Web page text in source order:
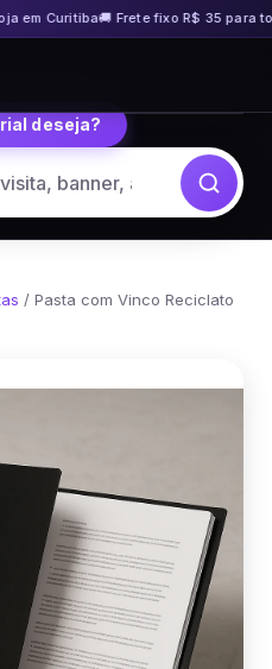
em Curitiba🚚 Frete fixo R$ 35 para
deseja?
/ Pasta com Vinco Reciclato